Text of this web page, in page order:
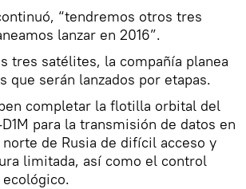
“tendremos otros tres
lanzar en 2016”.
tres satélites, la compañía planea
que serán lanzados por etapas.
completar la flotilla orbital del
para la transmisión de datos en
de Rusia de difícil acceso y
limitada, así como el control